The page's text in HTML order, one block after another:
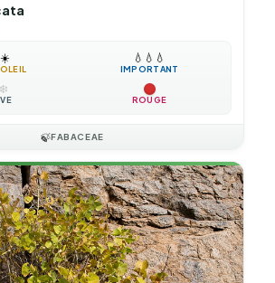
☀️ 💧 💧 💧
IMPORTANT
❄️
ROUGE
🍃FABACEAE